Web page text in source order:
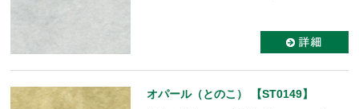
オパール（とのこ） 【ST0149】